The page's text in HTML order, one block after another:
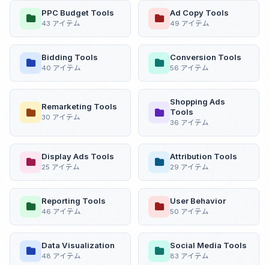
PPC Budget Tools
43 アイテム
Ad Copy Tools
49 アイテム
Bidding Tools
40 アイテム
Conversion Tools
56 アイテム
Remarketing Tools
30 アイテム
Shopping Ads
Tools
36 アイテム
Display Ads Tools
25 アイテム
Attribution Tools
29 アイテム
Reporting Tools
46 アイテム
User Behavior
50 アイテム
Data Visualization
48 アイテム
Social Media Tools
83 アイテム